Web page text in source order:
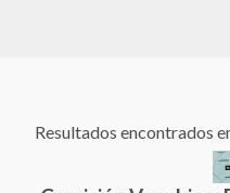
Resultados encontrados
ASOCIACIÓN DE
DESAPARECIDOS Y
NACIONAL (ASOFAMD)